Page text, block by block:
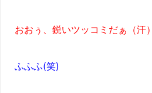
おおぅ、鋭いツッコミだぁ（汗）
ふふふ(笑)